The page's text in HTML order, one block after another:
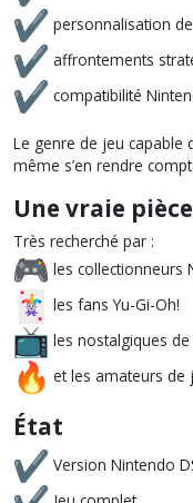
personnalisation
affrontements
compatibilité
Le genre de jeu capable
même s’en rendre
Une vraie
Très recherché par :
les collectionneurs
les fans Yu-Gi-Oh!
les nostalgiques de
et les amateurs de
État
Version Nintendo